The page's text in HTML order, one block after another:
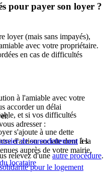
pour payer son loyer ?
loyer (mais sans impayés),
avec votre propriétaire.
en cas de difficultés
à l'amiable avec votre
accorder un délai
relevez d'une autre procédure.
et si vos difficultés
adresser :
d'action sociale dont les
auprès de votre mairie,
pour le logement
s'ajoute à une dette
de surendettementà la
locataire